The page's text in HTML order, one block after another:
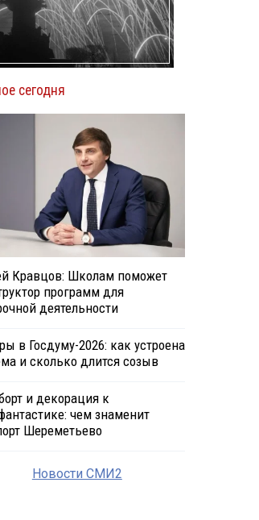
сегодня
Кравцов: Школам поможет
программ для
деятельности
в Госдуму-2026: как устроена
и сколько длится созыв
и декорация к
чем знаменит
Шереметьево
Новости СМИ2